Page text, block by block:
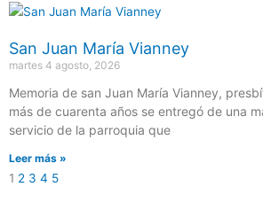
San Juan María Vianney
martes 4 agosto, 2026
Memoria de san Juan María Vianney,
más de cuarenta años se entregó de una
servicio de la parroquia que
Leer más »
1 2 3 4 5